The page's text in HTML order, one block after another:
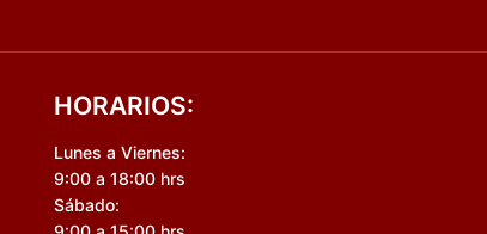
HORARIOS:
Lunes a Viernes:
9:00 a 18:00 hrs
Sábado: